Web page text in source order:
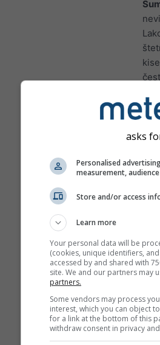
asks
Personalised
measurement,
Store and/or access
Learn more
Your personal data will be
(cookies, unique identifiers,
accessed by and shared with
site. We and our partners may
partners.
Some vendors may process
interest, which you can object
for a link at the bottom of this
withdraw consent in privacy